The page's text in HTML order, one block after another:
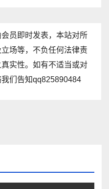
员即时发表，本站对所
场等，不负任何法律责
实性。如有不适当或对
们告知qq825890484